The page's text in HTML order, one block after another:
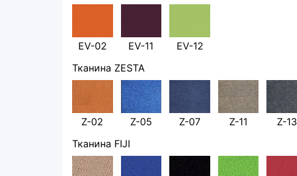
EV-02 EV-11
EV-12
Тканина ZESTA
Z-02 Z-05 Z-07 Z-11 Z-13
Тканина FIJI